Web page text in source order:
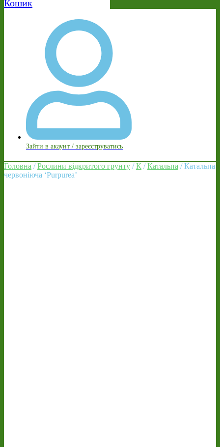
Кошик
Зайти в акаунт / зареєструватись
Головна /Рослини відкритого грунту /К /Катальпа / Катальпа
червоніюча ‘Purpurea’